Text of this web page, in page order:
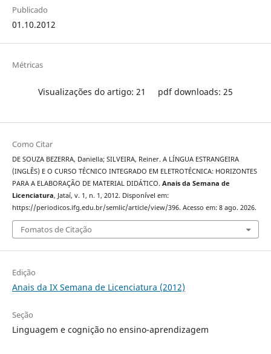
Publicado
01.10.2012
Métricas
Visualizações do artigo: 21 pdf downloads: 25
Como Citar
DE SOUZA BEZERRA, Daniella; SILVEIRA, Reiner. A LÍNGUA ESTRANGEIRA
(INGLÊS) E O CURSO TÉCNICO INTEGRADO EM ELETROTÉCNICA: HORIZONTES
PARA A ELABORAÇÃO DE MATERIAL DIDÁTICO. Anais da Semana de
Licenciatura, Jataí, v. 1, n. 1, 2012. Disponível em:
https://periodicos.ifg.edu.br/semlic/article/view/396. Acesso em: 8 ago. 2026.
Fomatos de Citação
Edição
Anais da IX Semana de Licenciatura (2012)
Seção
Linguagem e cognição no ensino-aprendizagem